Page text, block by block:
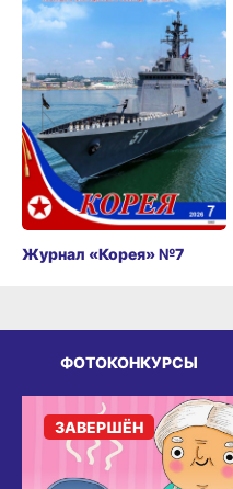
Журнал «Корея» №7
ФОТОКОНКУРСЫ
ЗАВЕРШЁН